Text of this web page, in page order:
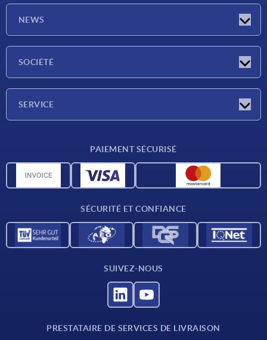
NEWS
SOCIÉTÉ
SERVICE
Données CAO
PAIEMENT SÉCURISÉ
SÉCURITÉ ET CONFIANCE
SUIVEZ-NOUS
PRESTATAIRE DE SERVICES DE LIVRAISON